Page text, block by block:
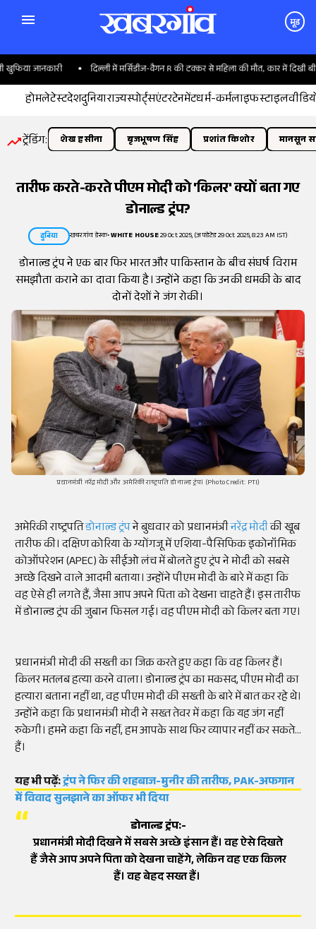
मूड
जानकारी दिल्ली में मर्सिडीज-वैगन R की टक्कर से महिला की मौत, कार में दिखी
होमलेटेस्टदेशदुनियाराज्यस्पोर्ट्सएंटरटेनमेंटधर्म-कर्मलाइफस्टाइल
ट्रेंडिंग: शेख हसीना बृजभूषण सिंह प्रशांत किशोर मानसून
तारीफ करते-करते पीएम मोदी को 'किलर' क्यों बता गए
डोनाल्ड ट्रंप?
दुनिया खबरगांव डेस्क•WHITE HOUSE29 Oct 2025, (अपडेटेड 29 Oct 2025, 8:23 AM IST)
डोनाल्ड ट्रंप ने एक बार फिर भारत और पाकिस्तान के बीच संघर्ष विराम
समझौता कराने का दावा किया है। उन्होंने कहा कि उनकी धमकी के बाद
दोनों देशों ने जंग रोकी।
प्रधानमंत्री नरेंद्र मोदी और अमेरिकी राष्ट्रपति डोनाल्ड ट्रंप। (Photo Credit: PTI)
अमेरिकी राष्ट्रपतिडोनाल्ड ट्रंपने बुधवार को प्रधानमंत्रीनरेंद्र मोदीकी खूब
तारीफ की। दक्षिण कोरिया के ग्योंगजू में एशिया-पैसिफिक इकोनॉमिक
कोऑपरेशन (APEC) के सीईओ लंच में बोलते हुए ट्रंप ने मोदी को सबसे
अच्छे दिखने वाले आदमी बताया। उन्होंने पीएम मोदी के बारे में कहा कि
वह ऐसे ही लगते हैं, जैसा आप अपने पिता को देखना चाहते हैं। इस तारीफ
में डोनाल्ड ट्रंप की जुबान फिसल गई। वह पीएम मोदी को किलर बता गए।
प्रधानमंत्री मोदी की सख्ती का जिक्र करते हुए कहा कि वह किलर हैं।
किलर मतलब हत्या करने वाला। डोनाल्ड ट्रंप का मकसद, पीएम मोदी का
हत्यारा बताना नहीं था, वह पीएम मोदी की सख्ती के बारे में बात कर रहे थे।
उन्होंने कहा कि प्रधानमंत्री मोदी ने सख्त तेवर में कहा कि यह जंग नहीं
रुकेगी। हमने कहा कि नहीं, हम आपके साथ फिर व्यापार नहीं कर सकते
हैं।
यह भी पढ़ें:ट्रंप ने फिर की शहबाज-मुनीर की तारीफ, PAK-अफगान
में विवाद सुलझाने का ऑफर भी दिया
डोनाल्ड ट्रंप:-
प्रधानमंत्री मोदी दिखने में सबसे अच्छे इंसान हैं। वह ऐसे दिखते
हैं जैसे आप अपने पिता को देखना चाहेंगे, लेकिन वह एक किलर
हैं। वह बेहद सख्त हैं।